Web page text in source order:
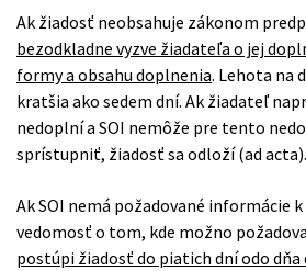
Ak žiadosť neobsahuje zákonom
bezodkladne vyzve žiadateľa o jej
formy a obsahu doplnenia. Lehota na
kratšia ako sedem dní. Ak žiadateľ
nedoplní a SOI nemôže pre tento
sprístupniť, žiadosť sa odloží (ad acta).
Ak SOI nemá požadované informácie
vedomosť o tom, kde možno
postúpi žiadosť do piatich dní odo